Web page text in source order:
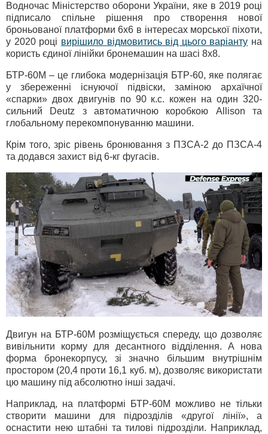
Водночас Міністерство оборони України, яке в 2019 році
підписало спільне рішення про створення нової
броньованої платформи 6х6 в інтересах морської піхоти,
у 2020 році вирішило відмовитись від цього варіанту на
користь єдиної лінійки бронемашин на шасі 8х8.
БТР-60М – це глибока модернізація БТР-60, яке полягає
у збереженні існуючої підвіски, заміною архаїчної
«спарки» двох двигунів по 90 к.с. кожен на один 320-
сильний Deutz з автоматичною коробкою Allison та
глобальному перекомпонуванню машини.
Крім того, зріс рівень бронювання з ПЗСА-2 до ПЗСА-4
та додався захист від 6-кг фугасів.
Двигун на БТР-60М розміщується спереду, що дозволяє
вивільнити корму для десантного відділення. А нова
форма бронекорпусу, зі значно більшим внутрішнім
простором (20,4 проти 16,1 куб. м), дозволяє використати
цю машину під абсолютно інші задачі.
Наприклад, на платформі БТР-60М можливо не тільки
створити машини для підрозділів «другої лінії», а
оснастити нею штабні та тилові підрозділи. Наприклад,